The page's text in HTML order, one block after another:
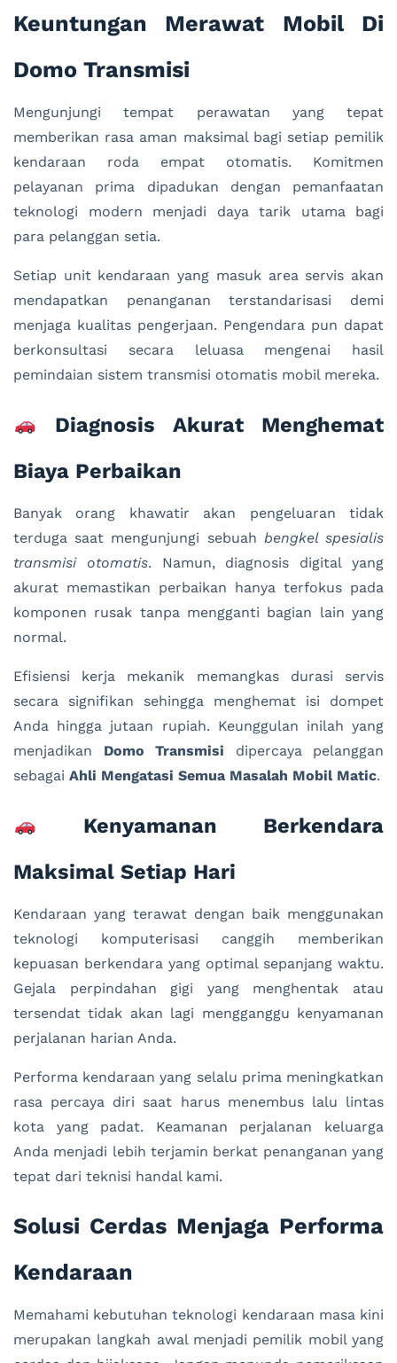
Keuntungan Merawat Mobil Di
Domo Transmisi
Mengunjungi tempat perawatan yang tepat
memberikan rasa aman maksimal bagi setiap pemilik
kendaraan roda empat otomatis. Komitmen
pelayanan prima dipadukan dengan pemanfaatan
teknologi modern menjadi daya tarik utama bagi
para pelanggan setia.
Setiap unit kendaraan yang masuk area servis akan
mendapatkan penanganan terstandarisasi demi
menjaga kualitas pengerjaan. Pengendara pun dapat
berkonsultasi secara leluasa mengenai hasil
pemindaian sistem transmisi otomatis mobil mereka.
Diagnosis Akurat Menghemat
Biaya Perbaikan
Banyak orang khawatir akan pengeluaran tidak
terduga saat mengunjungi sebuah bengkel spesialis
transmisi otomatis. Namun, diagnosis digital yang
akurat memastikan perbaikan hanya terfokus pada
komponen rusak tanpa mengganti bagian lain yang
normal.
Efisiensi kerja mekanik memangkas durasi servis
secara signifikan sehingga menghemat isi dompet
Anda hingga jutaan rupiah. Keunggulan inilah yang
menjadikan Domo Transmisi dipercaya pelanggan
sebagai Ahli Mengatasi Semua Masalah Mobil Matic.
Kenyamanan Berkendara
Maksimal Setiap Hari
Kendaraan yang terawat dengan baik menggunakan
teknologi komputerisasi canggih memberikan
kepuasan berkendara yang optimal sepanjang waktu.
Gejala perpindahan gigi yang menghentak atau
tersendat tidak akan lagi mengganggu kenyamanan
perjalanan harian Anda.
Performa kendaraan yang selalu prima meningkatkan
rasa percaya diri saat harus menembus lalu lintas
kota yang padat. Keamanan perjalanan keluarga
Anda menjadi lebih terjamin berkat penanganan yang
tepat dari teknisi handal kami.
Solusi Cerdas Menjaga Performa
Kendaraan
Memahami kebutuhan teknologi kendaraan masa kini
merupakan langkah awal menjadi pemilik mobil yang